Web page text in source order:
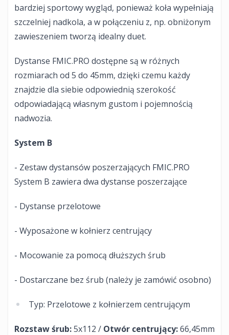
bardziej sportowy wygląd, ponieważ koła wypełniają
szczelniej nadkola, a w połączeniu z, np. obniżonym
zawieszeniem tworzą idealny duet.
Dystanse FMIC.PRO dostępne są w różnych
rozmiarach od 5 do 45mm, dzięki czemu każdy
znajdzie dla siebie odpowiednią szerokość
odpowiadającą własnym gustom i pojemnością
nadwozia.
System B
- Zestaw dystansów poszerzających FMIC.PRO
System B zawiera dwa dystanse poszerzające
- Dystanse przelotowe
- Wyposażone w kołnierz centrujący
- Mocowanie za pomocą dłuższych śrub
- Dostarczane bez śrub (należy je zamówić osobno)
Typ: Przelotowe z kołnierzem centrującym
Rozstaw śrub:5x112 / Otwór centrujący:66,45mm